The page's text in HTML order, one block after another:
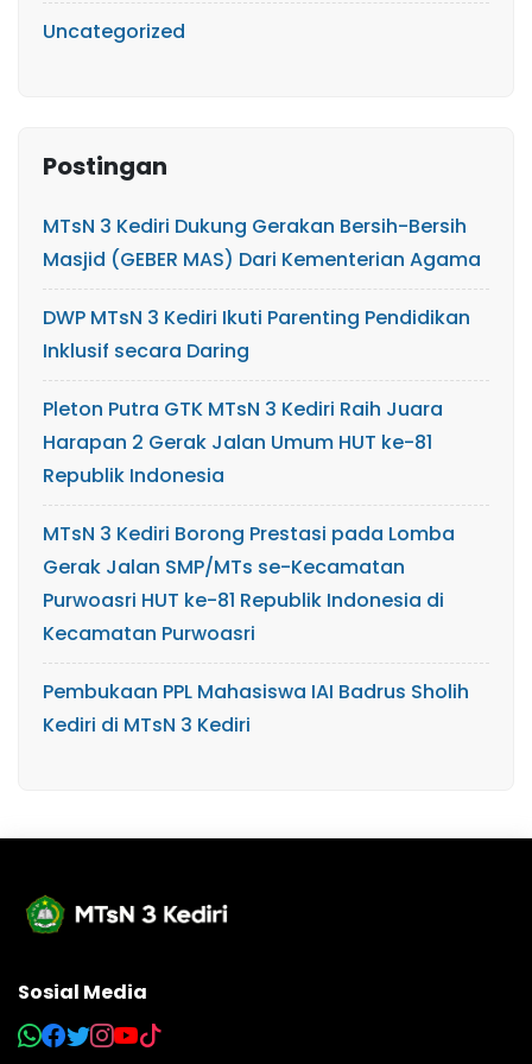
Uncategorized
Postingan
MTsN 3 Kediri Dukung Gerakan Bersih-Bersih
Masjid (GEBER MAS) Dari Kementerian Agama
DWP MTsN 3 Kediri Ikuti Parenting Pendidikan
Inklusif secara Daring
Pleton Putra GTK MTsN 3 Kediri Raih Juara
Harapan 2 Gerak Jalan Umum HUT ke-81
Republik Indonesia
MTsN 3 Kediri Borong Prestasi pada Lomba
Gerak Jalan SMP/MTs se-Kecamatan
Purwoasri HUT ke-81 Republik Indonesia di
Kecamatan Purwoasri
Pembukaan PPL Mahasiswa IAI Badrus Sholih
Kediri di MTsN 3 Kediri
Sosial Media